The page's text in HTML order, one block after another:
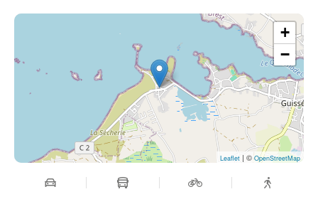
+
−
Leaflet | ©OpenStreetMap